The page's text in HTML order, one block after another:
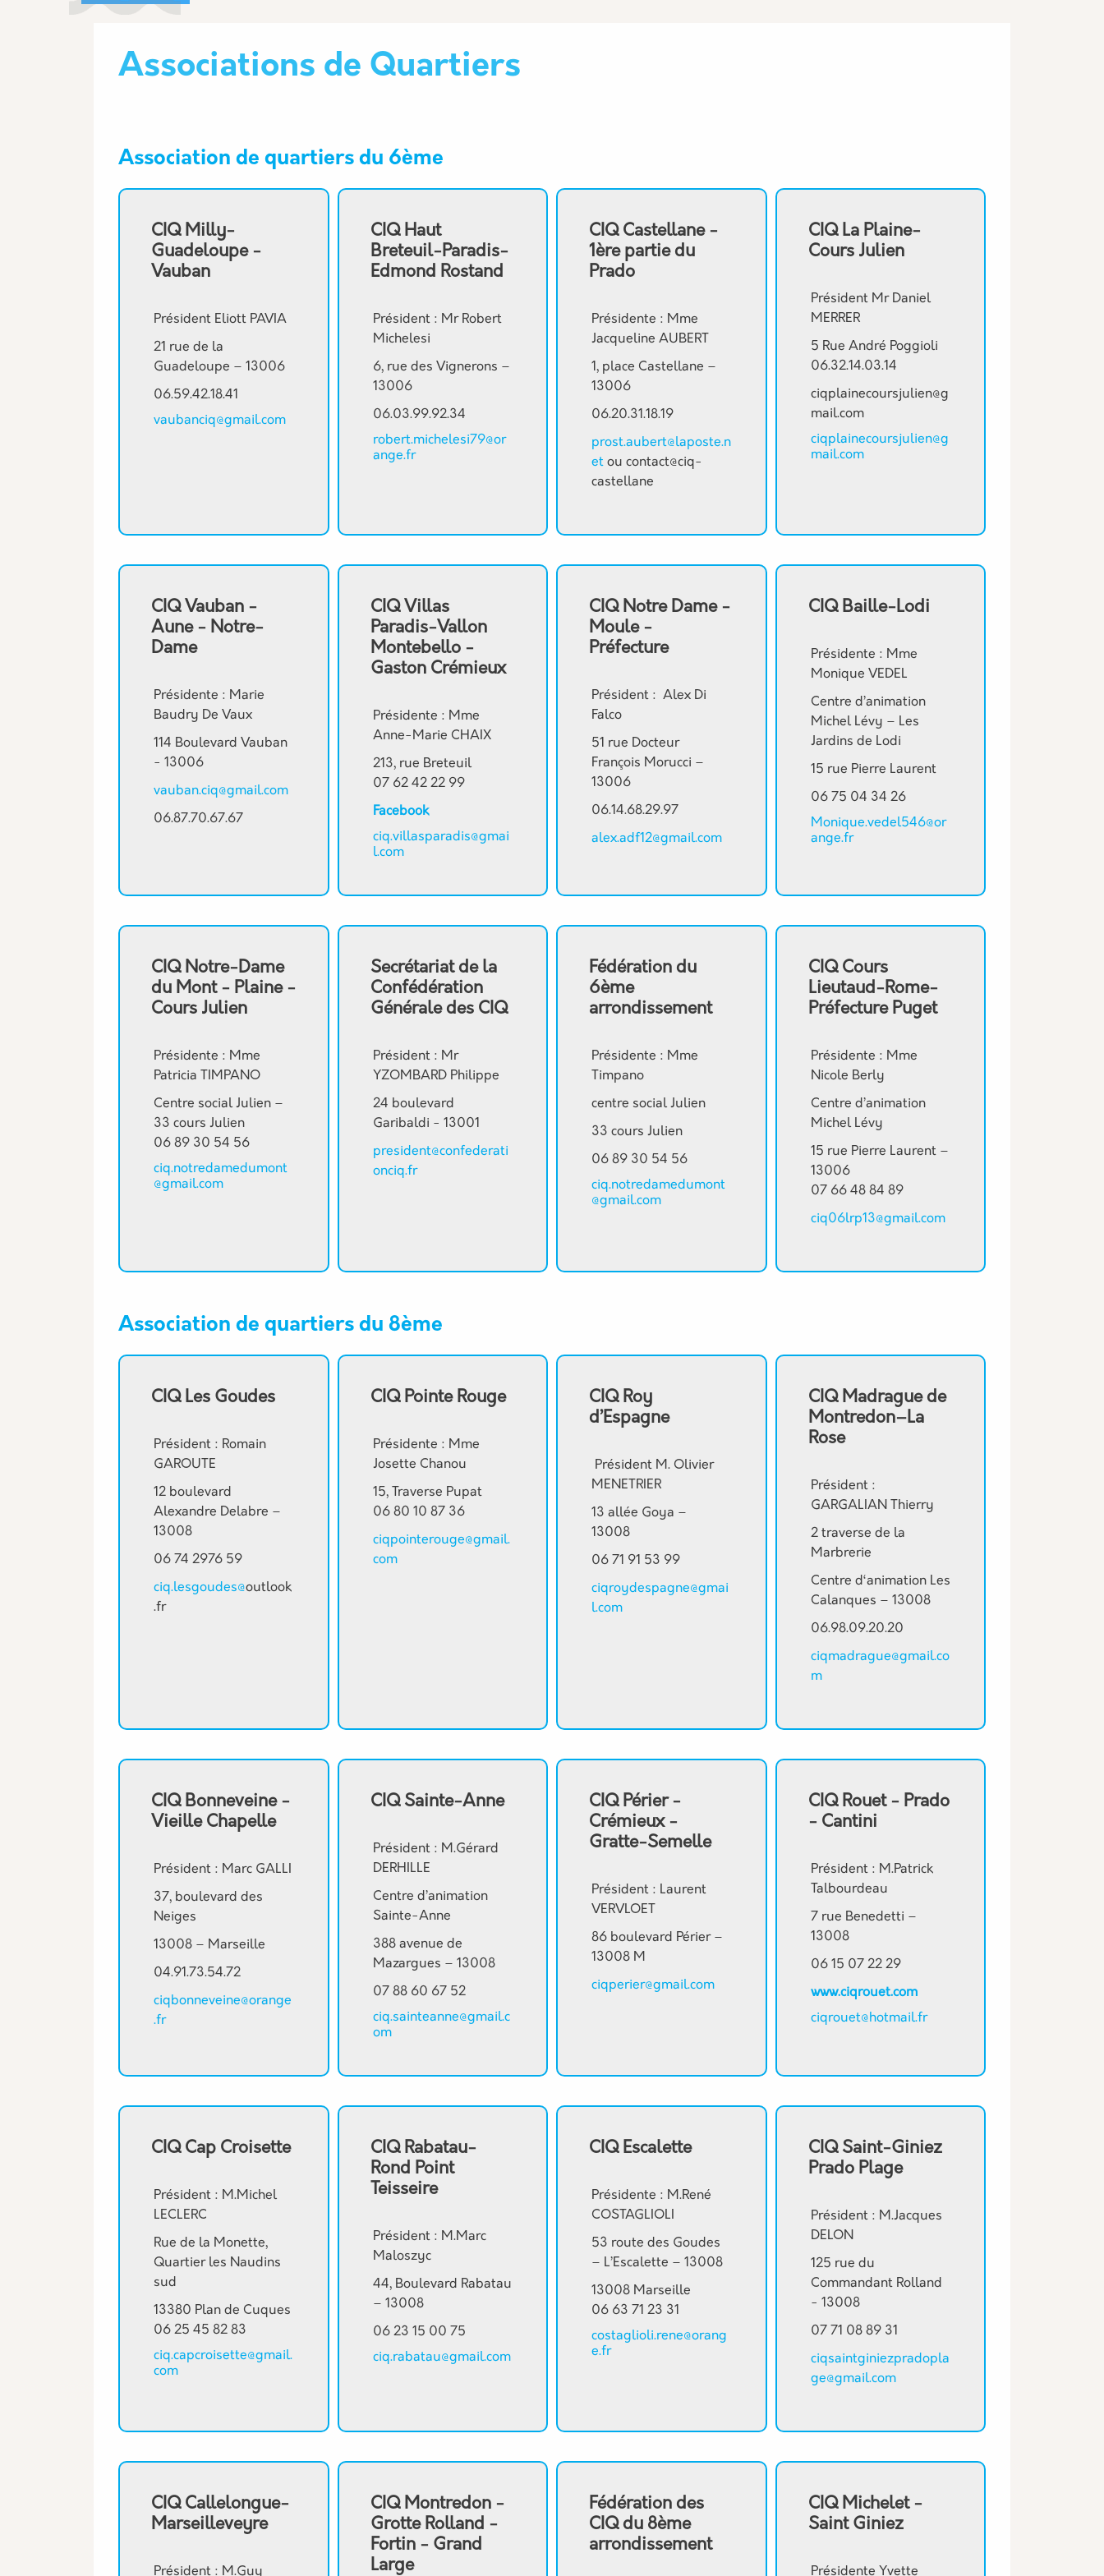
Associations de Quartiers
Association de quartiers du 6ème
CIQ Milly-
Guadeloupe -
Vauban
Président Eliott PAVIA
21 rue de la
Guadeloupe – 13006
06.59.42.18.41
vaubanciq@gmail.com
CIQ Haut
Breteuil-Paradis-
Edmond Rostand
Président : Mr Robert
Michelesi
6, rue des Vignerons –
13006
06.03.99.92.34
robert.michelesi79@or
ange.fr
CIQ Castellane -
1ère partie du
Prado
Présidente : Mme
Jacqueline AUBERT
1, place Castellane –
13006
06.20.31.18.19
prost.aubert@laposte.n
et ou contact@ciq-
castellane
CIQ La Plaine-
Cours Julien
Président Mr Daniel
MERRER
5 Rue André Poggioli
06.32.14.03.14
ciqplainecoursjulien@g
mail.com
ciqplainecoursjulien@g
mail.com
CIQ Vauban -
Aune - Notre-
Dame
Présidente : Marie
Baudry De Vaux
114 Boulevard Vauban
- 13006
vauban.ciq@gmail.com
06.87.70.67.67
CIQ Villas
Paradis-Vallon
Montebello -
Gaston Crémieux
Présidente : Mme
Anne-Marie CHAIX
213, rue Breteuil
07 62 42 22 99
Facebook
ciq.villasparadis@gmai
l.com
CIQ Notre Dame -
Moule -
Préfecture
Président : Alex Di
Falco
51 rue Docteur
François Morucci –
13006
06.14.68.29.97
alex.adf12@gmail.com
CIQ Baille-Lodi
Présidente : Mme
Monique VEDEL
Centre d’animation
Michel Lévy – Les
Jardins de Lodi
15 rue Pierre Laurent
06 75 04 34 26
Monique.vedel546@or
ange.fr
CIQ Notre-Dame
du Mont - Plaine -
Cours Julien
Présidente : Mme
Patricia TIMPANO
Centre social Julien –
33 cours Julien
06 89 30 54 56
ciq.notredamedumont
@gmail.com
Secrétariat de la
Confédération
Générale des CIQ
Président : Mr
YZOMBARD Philippe
24 boulevard
Garibaldi - 13001
president@confederati
onciq.fr
Fédération du
6ème
arrondissement
Présidente : Mme
Timpano
centre social Julien
33 cours Julien
06 89 30 54 56
ciq.notredamedumont
@gmail.com
CIQ Cours
Lieutaud-Rome-
Préfecture Puget
Présidente : Mme
Nicole Berly
Centre d’animation
Michel Lévy
15 rue Pierre Laurent –
13006
07 66 48 84 89
ciq06lrp13@gmail.com
Association de quartiers du 8ème
CIQ Les Goudes
Président : Romain
GAROUTE
12 boulevard
Alexandre Delabre –
13008
06 74 2976 59
ciq.lesgoudes@outlook
.fr
CIQ Pointe Rouge
Présidente : Mme
Josette Chanou
15, Traverse Pupat
06 80 10 87 36
ciqpointerouge@gmail.
com
CIQ Roy
d’Espagne
Président M. Olivier
MENETRIER
13 allée Goya –
13008
06 71 91 53 99
ciqroydespagne@gmai
l.com
CIQ Madrague de
Montredon–La
Rose
Président :
GARGALIAN Thierry
2 traverse de la
Marbrerie
Centre d‘animation Les
Calanques – 13008
06.98.09.20.20
ciqmadrague@gmail.co
m
CIQ Bonneveine -
Vieille Chapelle
Président : Marc GALLI
37, boulevard des
Neiges
13008 – Marseille
04.91.73.54.72
ciqbonneveine@orange
.fr
CIQ Sainte-Anne
Président : M.Gérard
DERHILLE
Centre d’animation
Sainte-Anne
388 avenue de
Mazargues – 13008
07 88 60 67 52
ciq.sainteanne@gmail.c
om
CIQ Périer -
Crémieux -
Gratte-Semelle
Président : Laurent
VERVLOET
86 boulevard Périer –
13008 M
ciqperier@gmail.com
CIQ Rouet - Prado
- Cantini
Président : M.Patrick
Talbourdeau
7 rue Benedetti –
13008
06 15 07 22 29
www.ciqrouet.com
ciqrouet@hotmail.fr
CIQ Cap Croisette
Président : M.Michel
LECLERC
Rue de la Monette,
Quartier les Naudins
sud
13380 Plan de Cuques
06 25 45 82 83
ciq.capcroisette@gmail.
com
CIQ Rabatau-
Rond Point
Teisseire
Président : M.Marc
Maloszyc
44, Boulevard Rabatau
– 13008
06 23 15 00 75
ciq.rabatau@gmail.com
CIQ Escalette
Présidente : M.René
COSTAGLIOLI
53 route des Goudes
– L’Escalette – 13008
13008 Marseille
06 63 71 23 31
costaglioli.rene@orang
e.fr
CIQ Saint-Giniez
Prado Plage
Président : M.Jacques
DELON
125 rue du
Commandant Rolland
- 13008
07 71 08 89 31
ciqsaintginiezpradopla
ge@gmail.com
CIQ Callelongue-
Marseilleveyre
Président : M.Guy
CIQ Montredon -
Grotte Rolland -
Fortin - Grand
Large
Fédération des
CIQ du 8ème
arrondissement
CIQ Michelet -
Saint Giniez
Présidente Yvette